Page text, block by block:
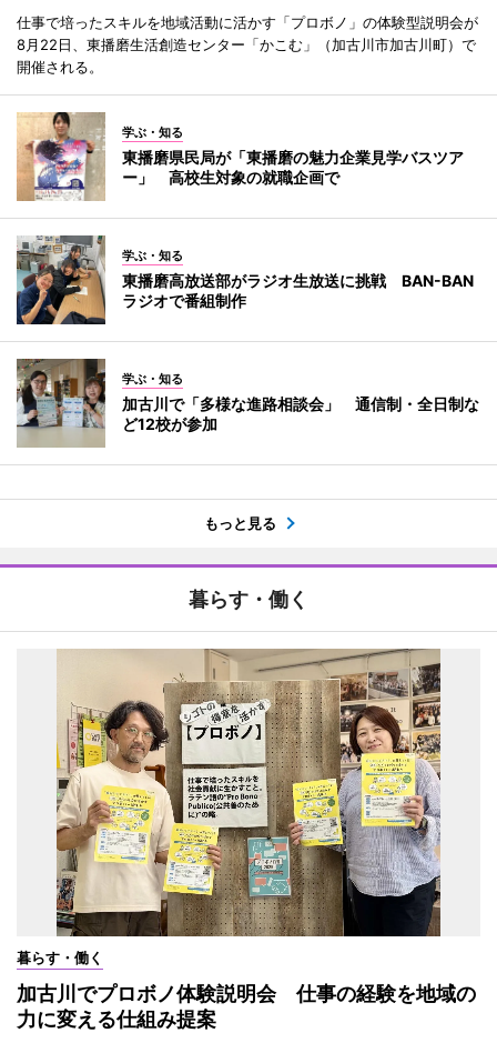
仕事で培ったスキルを地域活動に活かす「プロボノ」の体験型説明会が
8月22日、東播磨生活創造センター「かこむ」（加古川市加古川町）で
開催される。
学ぶ・知る
東播磨県民局が「東播磨の魅力企業見学バスツア
ー」 高校生対象の就職企画で
学ぶ・知る
東播磨高放送部がラジオ生放送に挑戦 BAN-BAN
ラジオで番組制作
学ぶ・知る
加古川で「多様な進路相談会」 通信制・全日制な
ど12校が参加
もっと見る
暮らす・働く
暮らす・働く
加古川でプロボノ体験説明会 仕事の経験を地域の
力に変える仕組み提案